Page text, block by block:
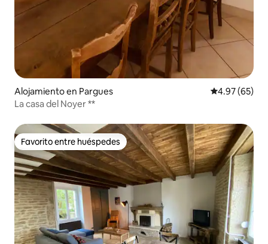
Alojamiento en Pargues Calificación
4.97 (65)
La casa del Noyer **
Favorito entre huéspedes
Favorito entre huéspedes